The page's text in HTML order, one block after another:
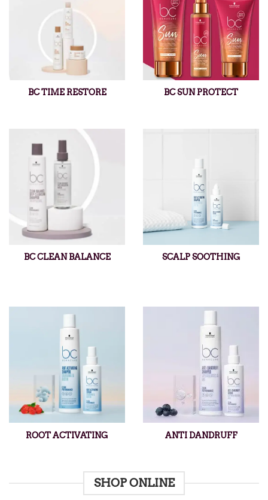
BC TIME RESTORE BC SUN PROTECT
BC CLEAN BALANCE SCALP SOOTHING
ROOT ACTIVATING ANTI DANDRUFF
SHOP ONLINE